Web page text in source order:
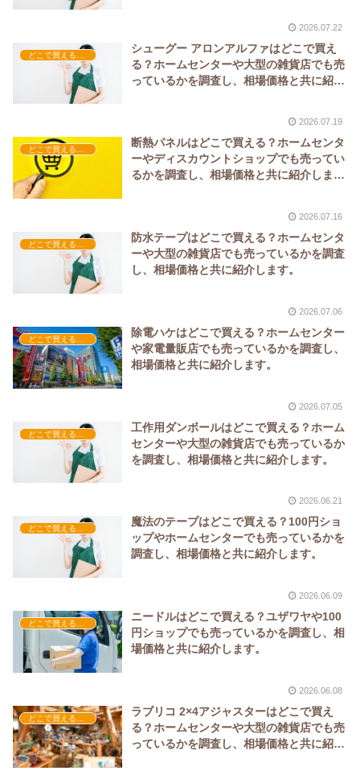
2026.07.22
シューグー アロンアルファはどこで買え
る？ホームセンターや大型の雑貨店でも売
っているかを調査し、相場価格と共に紹介
2026.07.19
どこで買える？-工具・DIY
断熱パネルはどこで買える？ホームセンタ
ーやディスカウントショップでも売ってい
るかを調査し、相場価格と共に紹介しま
2026.07.16
防水テープはどこで買える？ホームセンタ
ーや大型の雑貨店でも売っているかを調査
し、相場価格と共に紹介します。
2026.07.06
除電ハケはどこで買える？ホームセンター
や家電量販店でも売っているかを調査し、
相場価格と共に紹介します。
2026.07.05
工作用ダンボールはどこで買える？ホーム
センターや大型の雑貨店でも売っているか
を調査し、相場価格と共に紹介します。
2026.06.21
どこで買える？-工具・DIY
魔法のテープはどこで買える？100円ショ
ップやホームセンターでも売っているかを
調査し、相場価格と共に紹介します。
2026.06.09
ニードルはどこで買える？ユザワヤや100
円ショップでも売っているかを調査し、相
場価格と共に紹介します。
2026.06.08
ラブリコ 2×4アジャスターはどこで買え
る？ホームセンターや大型の雑貨店でも売
っているかを調査し、相場価格と共に紹介